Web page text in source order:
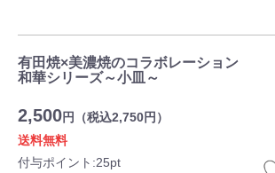
有田焼×美濃焼のコラボレーション
和華シリーズ～小皿～
2,500円（税込2,750円）
送料無料
付与ポイント:25pt